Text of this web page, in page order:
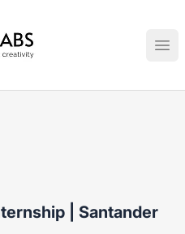
& Virtual Technologies
| Santander